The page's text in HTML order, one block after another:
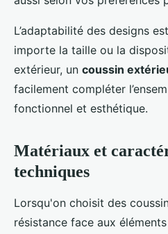
L’adaptabilité des designs
importe la taille ou la
extérieur, un coussin
facilement compléter
fonctionnel et esthétique.
Matériaux et
techniques
Lorsqu'on choisit des
résistance face aux